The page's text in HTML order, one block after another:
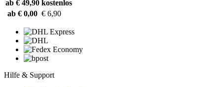
ab € 49,90 kostenlos
ab € 0,00 € 6,90
Hilfe & Support